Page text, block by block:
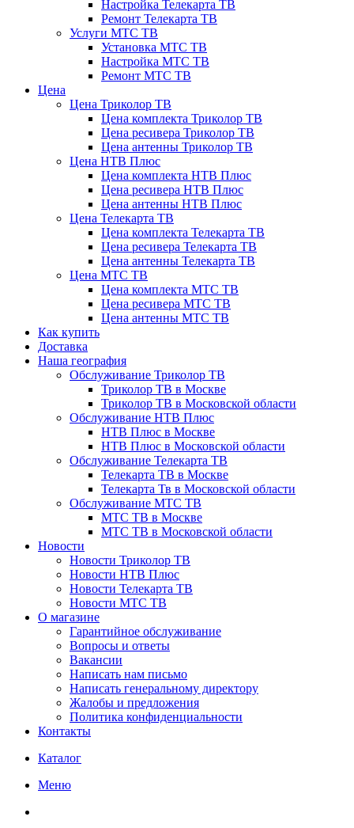
Настройка Телекарта ТВ
Ремонт Телекарта ТВ
Услуги МТС ТВ
Установка МТС ТВ
Настройка МТС ТВ
Ремонт МТС ТВ
Цена
Цена Триколор ТВ
Цена комплекта Триколор ТВ
Цена ресивера Триколор ТВ
Цена антенны Триколор ТВ
Цена НТВ Плюс
Цена комплекта НТВ Плюс
Цена ресивера НТВ Плюс
Цена антенны НТВ Плюс
Цена Телекарта ТВ
Цена комплекта Телекарта ТВ
Цена ресивера Телекарта ТВ
Цена антенны Телекарта ТВ
Цена МТС ТВ
Цена комплекта МТС ТВ
Цена ресивера МТС ТВ
Цена антенны МТС ТВ
Как купить
Доставка
Наша география
Обслуживание Триколор ТВ
Триколор ТВ в Москве
Триколор ТВ в Московской области
Обслуживание НТВ Плюс
НТВ Плюс в Москве
НТВ Плюс в Московской области
Обслуживание Телекарта ТВ
Телекарта ТВ в Москве
Телекарта Тв в Московской области
Обслуживание МТС ТВ
МТС ТВ в Москве
МТС ТВ в Московской области
Новости
Новости Триколор ТВ
Новости НТВ Плюс
Новости Телекарта ТВ
Новости МТС ТВ
О магазине
Гарантийное обслуживание
Вопросы и ответы
Вакансии
Написать нам письмо
Написать генеральному директору
Жалобы и предложения
Политика конфиденциальности
Контакты
Каталог
Меню